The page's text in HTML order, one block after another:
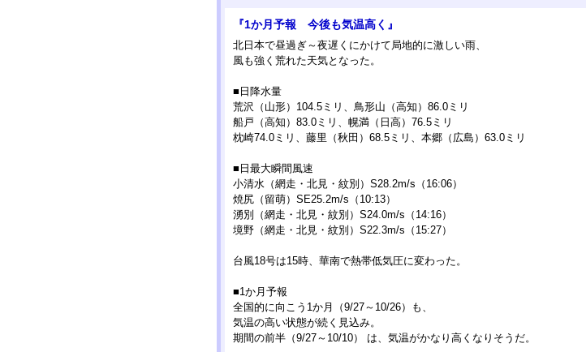
『1か月予報 今後も気温高く』
北日本で昼過ぎ～夜遅くにかけて局地的に激しい雨、
風も強く荒れた天気となった。
■日降水量
荒沢（山形）104.5ミリ、鳥形山（高知）86.0ミリ
船戸（高知）83.0ミリ、幌満（日高）76.5ミリ
枕崎74.0ミリ、藤里（秋田）68.5ミリ、本郷（広島）63.0ミリ
■日最大瞬間風速
小清水（網走・北見・紋別）S28.2m/s（16:06）
焼尻（留萌）SE25.2m/s（10:13）
湧別（網走・北見・紋別）S24.0m/s（14:16）
境野（網走・北見・紋別）S22.3m/s（15:27）
台風18号は15時、華南で熱帯低気圧に変わった。
■1か月予報
全国的に向こう1か月（9/27～10/26）も、
気温の高い状態が続く見込み。
期間の前半（9/27～10/10） は、気温がかなり高くなりそうだ。